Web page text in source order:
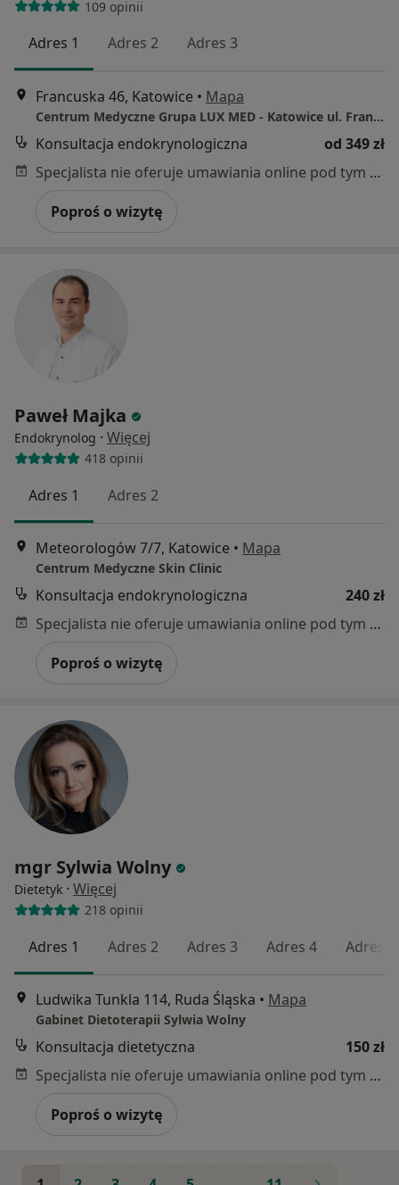
109 opinii
Adres 1 Adres 2 Adres 3
Francuska 46, Katowice • Mapa
Centrum Medyczne Grupa LUX MED - Katowice ul. Francuska 46
Konsultacja endokrynologiczna
od 349 zł
Specjalista nie oferuje umawiania online pod tym adresem.
Poproś o wizytę
Paweł Majka
Endokrynolog · Więcej
418 opinii
Adres 1 Adres 2
Meteorologów 7/7, Katowice • Mapa
Centrum Medyczne Skin Clinic
Konsultacja endokrynologiczna
240 zł
Specjalista nie oferuje umawiania online pod tym adresem.
Poproś o wizytę
mgr Sylwia Wolny
Dietetyk · Więcej
218 opinii
Adres 1 Adres 2 Adres 3 Adres 4 Adres 5
Ludwika Tunkla 114, Ruda Śląska • Mapa
Gabinet Dietoterapii Sylwia Wolny
Konsultacja dietetyczna
150 zł
Specjalista nie oferuje umawiania online pod tym adresem.
Poproś o wizytę